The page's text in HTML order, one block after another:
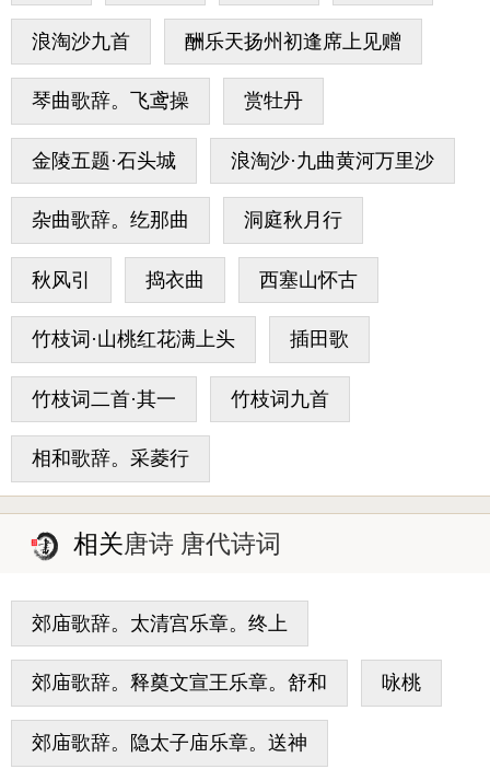
浪淘沙九首 酬乐天扬州初逢席上见赠
琴曲歌辞。飞鸢操 赏牡丹
金陵五题·石头城 浪淘沙·九曲黄河万里沙
杂曲歌辞。纥那曲 洞庭秋月行
秋风引 捣衣曲 西塞山怀古
竹枝词·山桃红花满上头 插田歌
竹枝词二首·其一 竹枝词九首
相和歌辞。采菱行
相关唐诗 唐代诗词
郊庙歌辞。太清宫乐章。终上
郊庙歌辞。释奠文宣王乐章。舒和 咏桃
郊庙歌辞。隐太子庙乐章。送神